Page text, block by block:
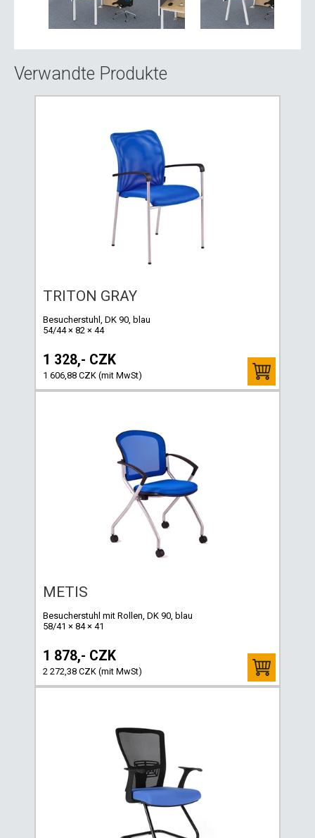
Verwandte Produkte
TRITON GRAY
Besucherstuhl, DK 90, blau
54/44 × 82 × 44
1 328,- CZK
1 606,88 CZK (mit MwSt)
METIS
Besucherstuhl mit Rollen, DK 90, blau
58/41 × 84 × 41
1 878,- CZK
2 272,38 CZK (mit MwSt)